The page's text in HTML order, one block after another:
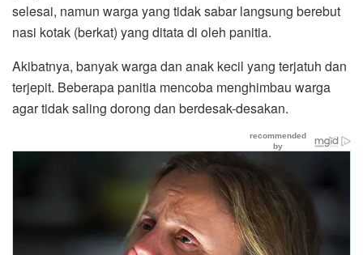
selesai, namun warga yang tidak sabar langsung berebut
nasi kotak (berkat) yang ditata di oleh panitia.
Akibatnya, banyak warga dan anak kecil yang terjatuh dan
terjepit. Beberapa panitia mencoba menghimbau warga
agar tidak saling dorong dan berdesak-desakan.